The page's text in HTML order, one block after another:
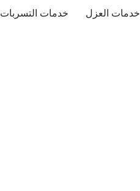
خدمات العزل خدمات التسربات